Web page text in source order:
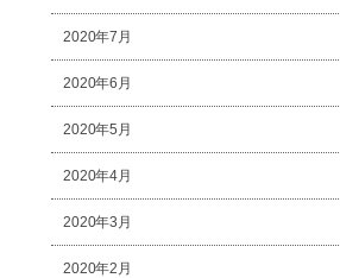
2020年7月
2020年6月
2020年5月
2020年4月
2020年3月
2020年2月